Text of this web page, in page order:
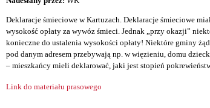
Deklaracje śmieciowe w Kartuzach. Deklaracje śmieciowe
wysokość opłaty za wywóz śmieci. Jednak „przy okazji”
konieczne do ustalenia wysokości opłaty! Niektóre gminy
pod danym adresem przebywają np. w więzieniu, domu
– mieszkańcy mieli deklarować, jaki jest stopień
Link do materiału prasowego